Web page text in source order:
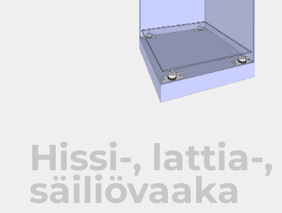
Hissi-, lattia-,
säiliövaaka